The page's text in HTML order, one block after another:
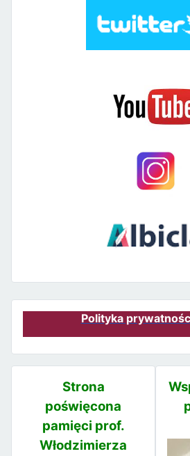
Polityka
Strona
poświęcona
pamięci prof.
Włodzimierza